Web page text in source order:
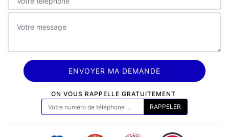
ON VOUS RAPPELLE GRATUITEMENT